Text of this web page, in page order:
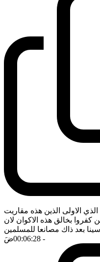
الاولى الذين هذه مقاريت
كفروا بخالق هذه الاكوان لان
بعد ذاك مصانعا للمسلمين
- 00:06:28
ضَ